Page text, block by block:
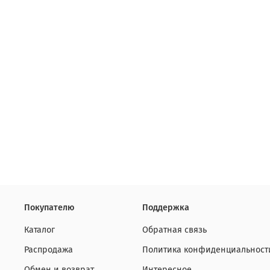
Покупателю
Каталог
Распродажа
Поддержка
Обратная связь
Политика